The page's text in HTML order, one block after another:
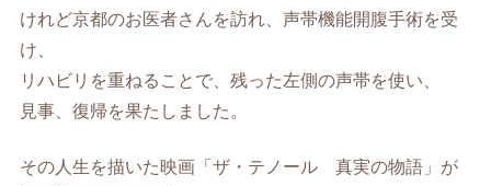
けれど京都のお医者さんを訪れ、声帯機能開腹手術を受
け、
リハビリを重ねることで、残った左側の声帯を使い、
見事、復帰を果たしました。
その人生を描いた映画「ザ・テノール 真実の物語」が